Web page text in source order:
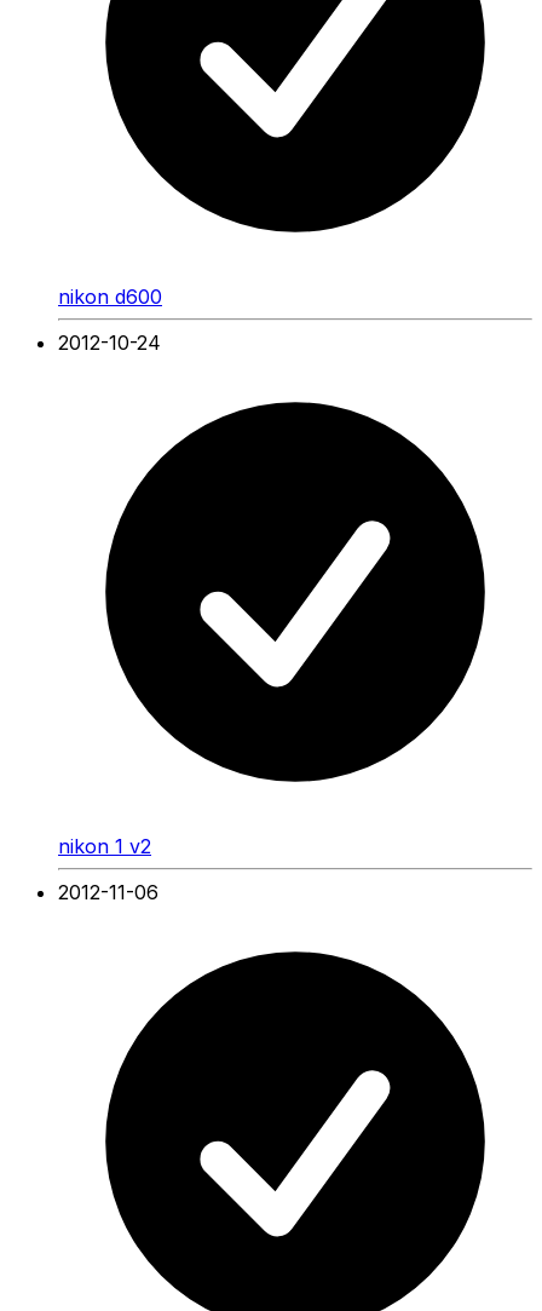
nikon d600
2012-10-24
nikon 1 v2
2012-11-06